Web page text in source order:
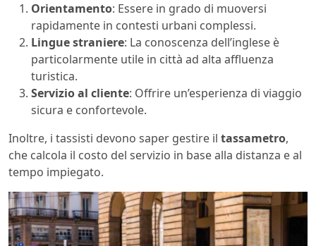
Orientamento: Essere in grado di muoversi
rapidamente in contesti urbani complessi.
Lingue straniere: La conoscenza dell’inglese è
particolarmente utile in città ad alta affluenza
turistica.
Servizio al cliente: Offrire un’esperienza di viaggio
sicura e confortevole.
Inoltre, i tassisti devono saper gestire il tassametro,
che calcola il costo del servizio in base alla distanza e al
tempo impiegato.